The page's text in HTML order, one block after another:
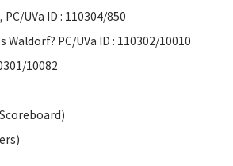
PC/UVa ID : 110304/850
Waldorf? PC/UVa ID : 110302/10010
10082
Scoreboard)